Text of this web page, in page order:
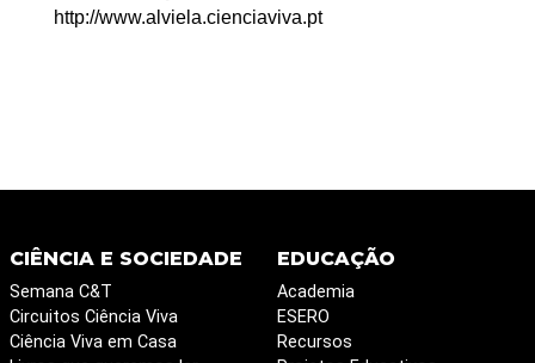
http://www.alviela.cienciaviva.pt
CIÊNCIA E SOCIEDADE
Semana C&T
Circuitos Ciência Viva
Ciência Viva em Casa
EDUCAÇÃO
Academia
ESERO
Recursos